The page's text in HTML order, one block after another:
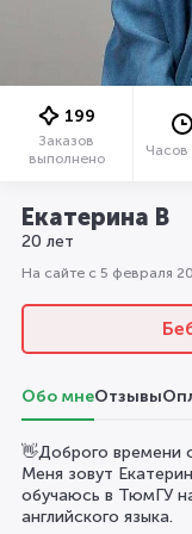
199
Заказов
выполнено
Часов
Екатерина В
20 лет
На сайте с 5 февраля
Обо мнеОтзывы
👋Доброго времени
Меня зовут
обучаюсь в ТюмГУ
английского языка.